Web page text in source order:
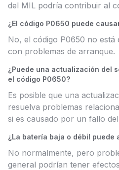
del MIL podría contribuir al
¿El código P0650 puede
No, el código P0650 no está
con problemas de arranque.
¿Puede una actualización del
el código P0650?
Es posible que una
resuelva problemas
si es causado por un fallo
¿La batería baja o débil
No normalmente, pero
general podrían tener